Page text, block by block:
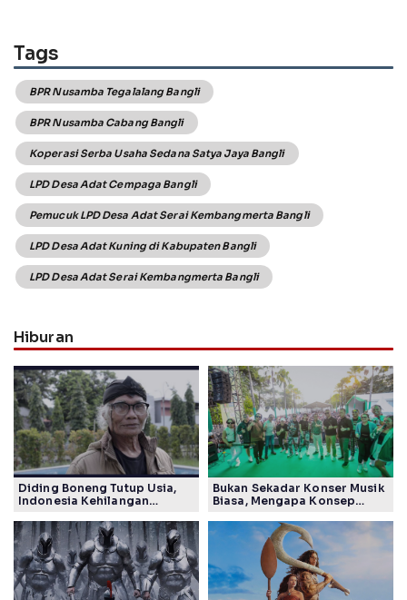
Tags
BPR Nusamba Tegalalang Bangli
BPR Nusamba Cabang Bangli
Koperasi Serba Usaha Sedana Satya Jaya Bangli
LPD Desa Adat Cempaga Bangli
Pemucuk LPD Desa Adat Serai Kembangmerta Bangli
LPD Desa Adat Kuning di Kabupaten Bangli
LPD Desa Adat Serai Kembangmerta Bangli
Hiburan
Diding Boneng Tutup Usia,
Indonesia Kehilangan
Generasi
Bukan Sekadar Konser Musik
Biasa, Mengapa Konsep
Tuai Pujian Banyak Pihak